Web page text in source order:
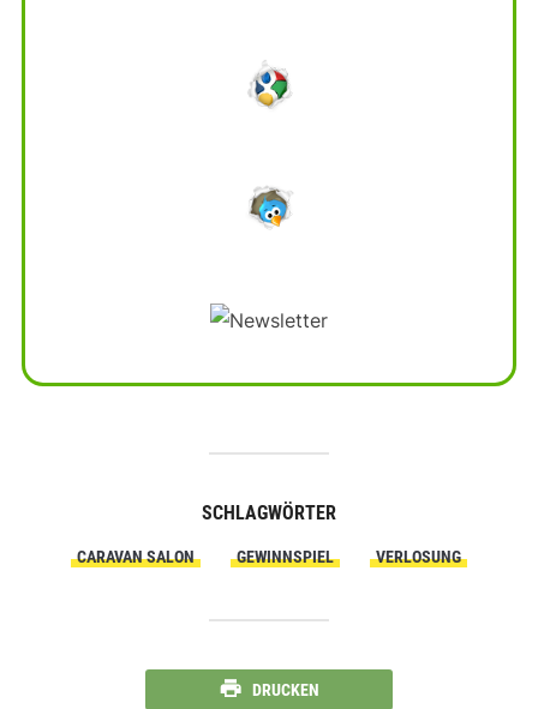
SCHLAGWÖRTER
CARAVAN SALON GEWINNSPIEL VERLOSUNG
DRUCKEN